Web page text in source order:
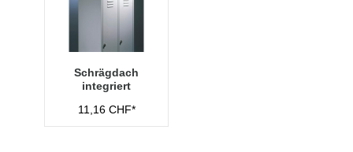
Schrägdach
integriert
11,16 CHF*